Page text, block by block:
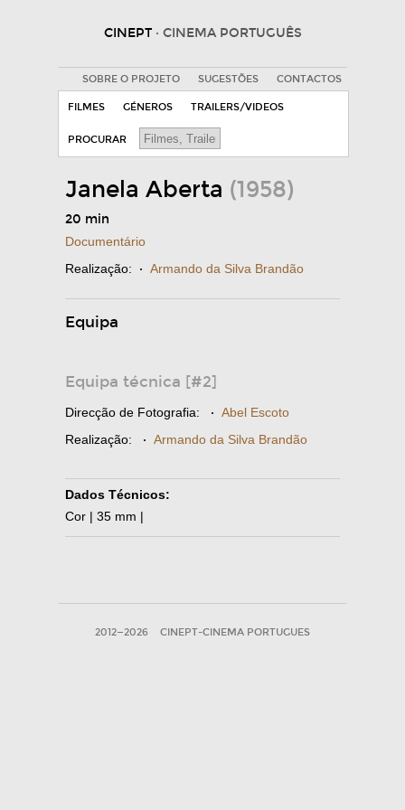
CINEPT · CINEMA PORTUGUÊS
SOBRE O PROJETO SUGESTÕES CONTACTOS
FILMES GÉNEROS TRAILERS/VIDEOS
PROCURAR
Janela Aberta (1958)
20 min
Documentário
Realização: · Armando da Silva Brandão
Equipa
Equipa técnica [#2]
Direcção de Fotografia: · Abel Escoto
Realização: · Armando da Silva Brandão
Dados Técnicos:
Cor | 35 mm |
2012—2026 CINEPT-CINEMA PORTUGUES